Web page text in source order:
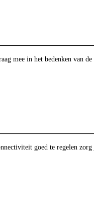
mee in het bedenken van de
goed te regelen zorg